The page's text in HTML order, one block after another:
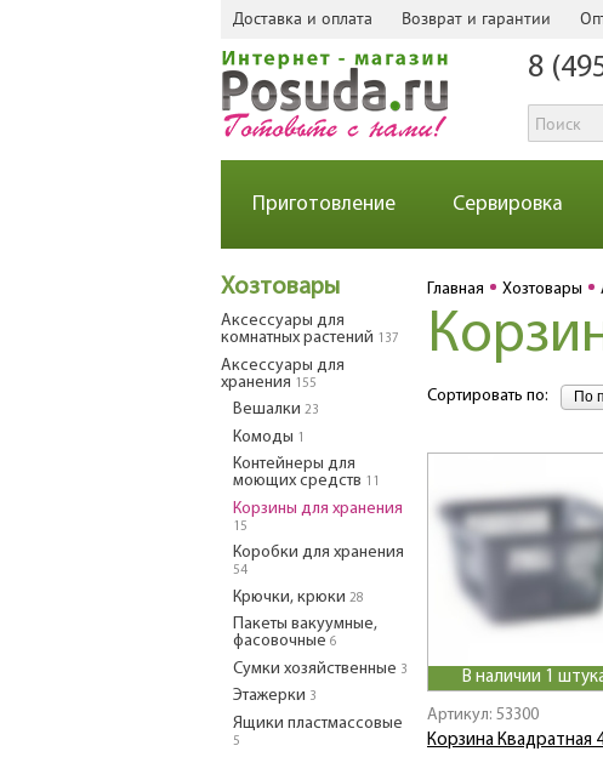
Доставка и оплата Возврат и гарантии
8
Приготовление Сервировка
Хозтовары
Аксессуары для
комнатных растений 137
Аксессуары для
хранения 155
Вешалки 23
Комоды 1
Контейнеры для
моющих средств 11
Корзины для хранения
15
Коробки для хранения
54
Крючки, крюки 28
Пакеты вакуумные,
фасовочные 6
Сумки хозяйственные 3
Этажерки 3
Ящики пластмассовые
5
Главная Хозтовары
Сортировать по: По
В наличии 1
Артикул: 53300
Корзина Квадратная